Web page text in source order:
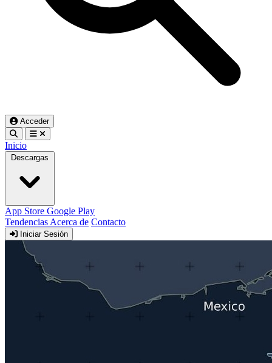
Acceder
Inicio
Descargas
App Store Google Play
Tendencias Acerca de Contacto
Iniciar Sesión